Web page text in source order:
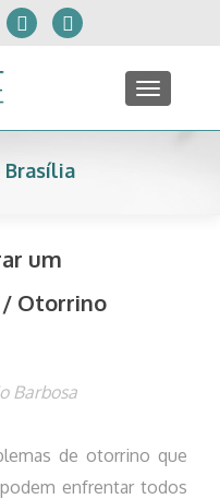
um
Otorrino
Barbosa
de otorrino que
enfrentar todos